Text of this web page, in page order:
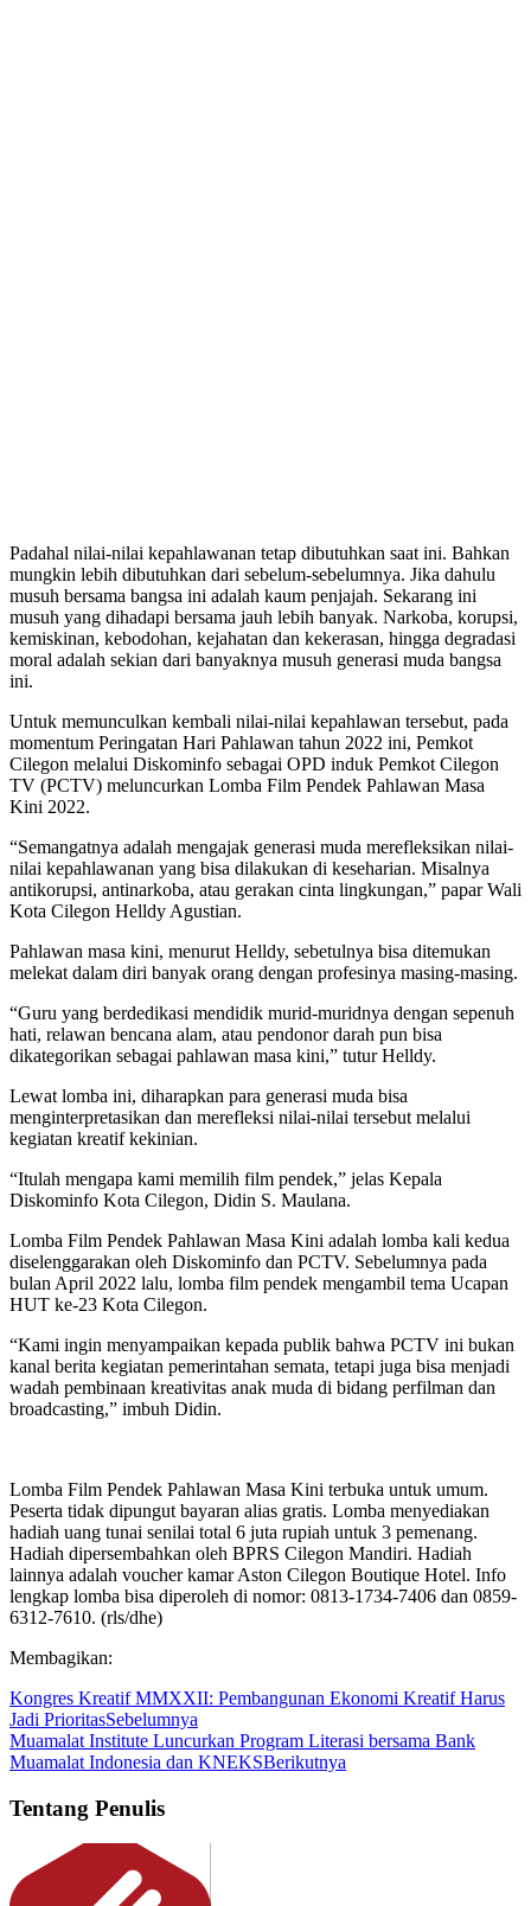
Padahal nilai-nilai kepahlawanan tetap dibutuhkan saat ini. Bahkan
mungkin lebih dibutuhkan dari sebelum-sebelumnya. Jika dahulu
musuh bersama bangsa ini adalah kaum penjajah. Sekarang ini
musuh yang dihadapi bersama jauh lebih banyak. Narkoba, korupsi,
kemiskinan, kebodohan, kejahatan dan kekerasan, hingga degradasi
moral adalah sekian dari banyaknya musuh generasi muda bangsa
ini.
Untuk memunculkan kembali nilai-nilai kepahlawan tersebut, pada
momentum Peringatan Hari Pahlawan tahun 2022 ini, Pemkot
Cilegon melalui Diskominfo sebagai OPD induk Pemkot Cilegon
TV (PCTV) meluncurkan Lomba Film Pendek Pahlawan Masa
Kini 2022.
“Semangatnya adalah mengajak generasi muda merefleksikan nilai-
nilai kepahlawanan yang bisa dilakukan di keseharian. Misalnya
antikorupsi, antinarkoba, atau gerakan cinta lingkungan,” papar Wali
Kota Cilegon Helldy Agustian.
Pahlawan masa kini, menurut Helldy, sebetulnya bisa ditemukan
melekat dalam diri banyak orang dengan profesinya masing-masing.
“Guru yang berdedikasi mendidik murid-muridnya dengan sepenuh
hati, relawan bencana alam, atau pendonor darah pun bisa
dikategorikan sebagai pahlawan masa kini,” tutur Helldy.
Lewat lomba ini, diharapkan para generasi muda bisa
menginterpretasikan dan merefleksi nilai-nilai tersebut melalui
kegiatan kreatif kekinian.
“Itulah mengapa kami memilih film pendek,” jelas Kepala
Diskominfo Kota Cilegon, Didin S. Maulana.
Lomba Film Pendek Pahlawan Masa Kini adalah lomba kali kedua
diselenggarakan oleh Diskominfo dan PCTV. Sebelumnya pada
bulan April 2022 lalu, lomba film pendek mengambil tema Ucapan
HUT ke-23 Kota Cilegon.
“Kami ingin menyampaikan kepada publik bahwa PCTV ini bukan
kanal berita kegiatan pemerintahan semata, tetapi juga bisa menjadi
wadah pembinaan kreativitas anak muda di bidang perfilman dan
broadcasting,” imbuh Didin.
Lomba Film Pendek Pahlawan Masa Kini terbuka untuk umum.
Peserta tidak dipungut bayaran alias gratis. Lomba menyediakan
hadiah uang tunai senilai total 6 juta rupiah untuk 3 pemenang.
Hadiah dipersembahkan oleh BPRS Cilegon Mandiri. Hadiah
lainnya adalah voucher kamar Aston Cilegon Boutique Hotel. Info
lengkap lomba bisa diperoleh di nomor: 0813-1734-7406 dan 0859-
6312-7610. (rls/dhe)
Membagikan:
Kongres Kreatif MMXXII: Pembangunan Ekonomi Kreatif Harus
Jadi PrioritasSebelumnya
Muamalat Institute Luncurkan Program Literasi bersama Bank
Muamalat Indonesia dan KNEKSBerikutnya
Tentang Penulis